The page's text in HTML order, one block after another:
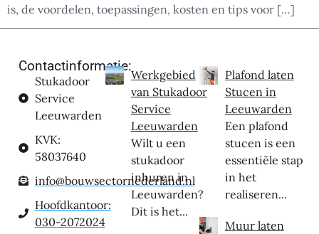
is, de voordelen, toepassingen, kosten en tips voor […]
Contactinformatie:
Stukadoor
Service
Leeuwarden
KVK:
58037640
info@bouwsectornederland.nl
Hoofdkantoor:
030-2072024
Werkgebied
van Stukadoor
Service
Leeuwarden
Wilt u een
stukadoor
inhuren in
Leeuwarden?
Dit is het...
Plafond laten
Stucen in
Leeuwarden
Een plafond
stucen is een
essentiële stap
in het
realiseren...
Muur laten